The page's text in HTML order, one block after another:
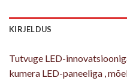
KIRJELDUS
Tutvuge LED-
kumera LED-paneeliga ,